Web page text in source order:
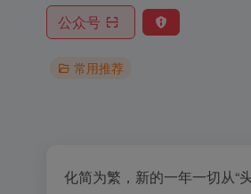
公众号
常用推荐
化简为繁，新的一年一切从“